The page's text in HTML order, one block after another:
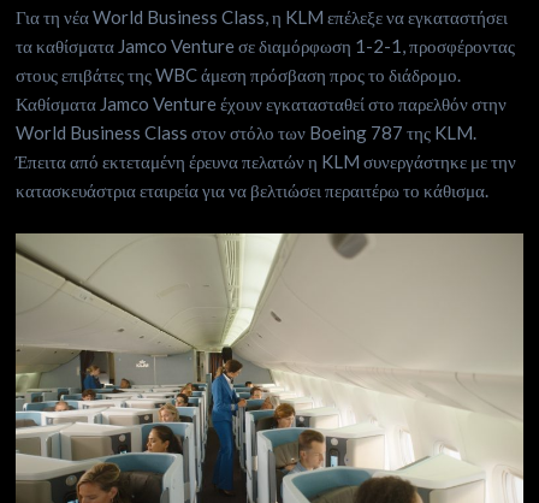
Για τη νέα World Business Class, η KLM επέλεξε να εγκαταστήσει
τα καθίσματα Jamco Venture σε διαμόρφωση 1-2-1, προσφέροντας
στους επιβάτες της WBC άμεση πρόσβαση προς το διάδρομο.
Καθίσματα Jamco Venture έχουν εγκατασταθεί στο παρελθόν στην
World Business Class στον στόλο των Boeing 787 της KLM.
Έπειτα από εκτεταμένη έρευνα πελατών η KLM συνεργάστηκε με την
κατασκευάστρια εταιρεία για να βελτιώσει περαιτέρω το κάθισμα.